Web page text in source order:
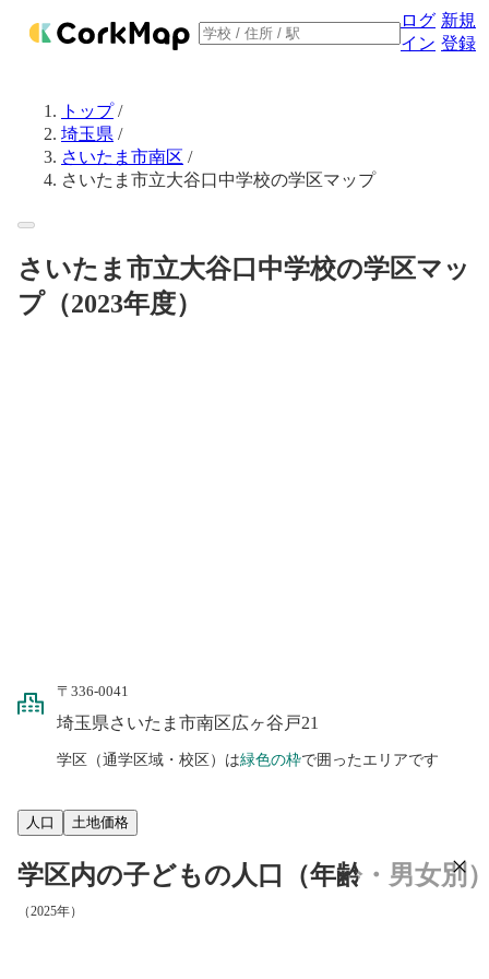
ログ
イン
新規
登録
トップ/
埼玉県 /
さいたま市南区 /
さいたま市立大谷口中学校の学区マップ
さいたま市立大谷口中学校の学区マッ
プ（2023年度）
〒336-0041
埼玉県さいたま市南区広ヶ谷戸21
学区（通学区域・校区）は緑色の枠で囲ったエリアです
人口 土地価格
学区内の子どもの人口（年齢・男女別
（2025年）